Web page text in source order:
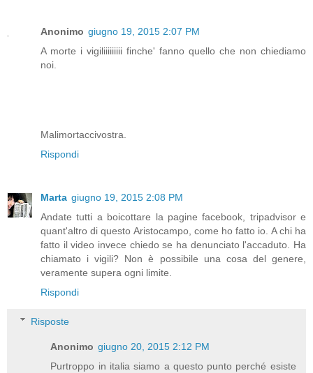
Anonimo giugno 19, 2015 2:07 PM
A morte i vigiliiiiiiiii finche' fanno quello che non chiediamo
noi.
Malimortaccivostra.
Rispondi
Marta giugno 19, 2015 2:08 PM
Andate tutti a boicottare la pagine facebook, tripadvisor e
quant'altro di questo Aristocampo, come ho fatto io. A chi ha
fatto il video invece chiedo se ha denunciato l'accaduto. Ha
chiamato i vigili? Non è possibile una cosa del genere,
veramente supera ogni limite.
Rispondi
Risposte
Anonimo giugno 20, 2015 2:12 PM
Purtroppo in italia siamo a questo punto perché esiste